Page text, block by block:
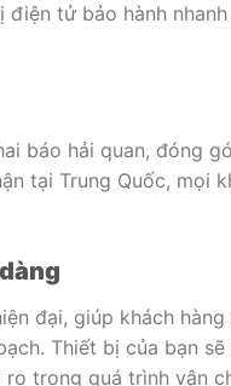
điện tử bảo hành nhanh
báo hải quan, đóng
tại Trung Quốc, mọi
dàng
đại, giúp khách hàng
Thiết bị của bạn sẽ
ro trong quá trình vận